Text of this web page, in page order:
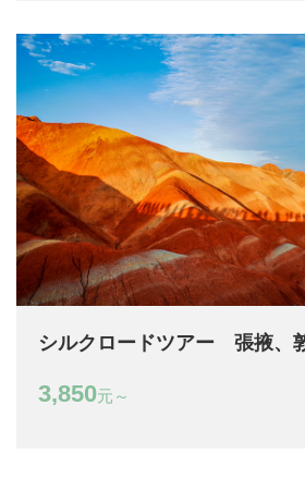
シルクロードツアー 張掖、
3,850元～